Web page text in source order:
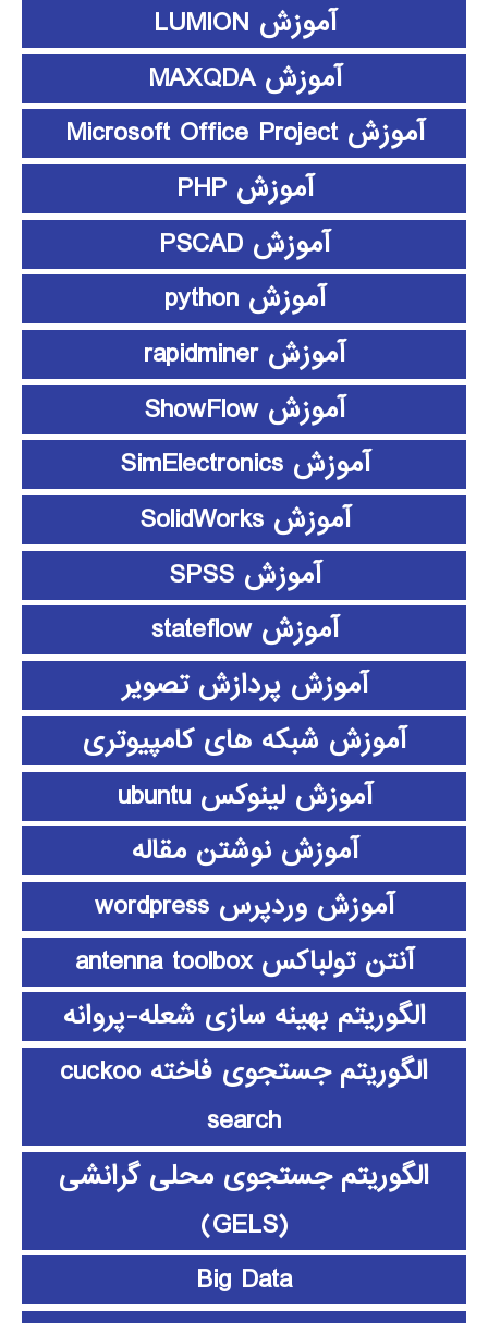
آموزش LUMION
آموزش MAXQDA
آموزش Microsoft Office Project
آموزش PHP
آموزش PSCAD
آموزش python
آموزش rapidminer
آموزش ShowFlow
آموزش SimElectronics
آموزش SolidWorks
آموزش SPSS
آموزش stateflow
آموزش پردازش تصویر
آموزش شبکه های کامپیوتری
آموزش لینوکس ubuntu
آموزش نوشتن مقاله
آموزش وردپرس wordpress
آنتن تولباکس antenna toolbox
الگوریتم بهینه سازی شعله-پروانه
الگوریتم جستجوی فاخته cuckoo
search
الگوریتم جستجوی محلی گرانشی
(GELS)
Big Data